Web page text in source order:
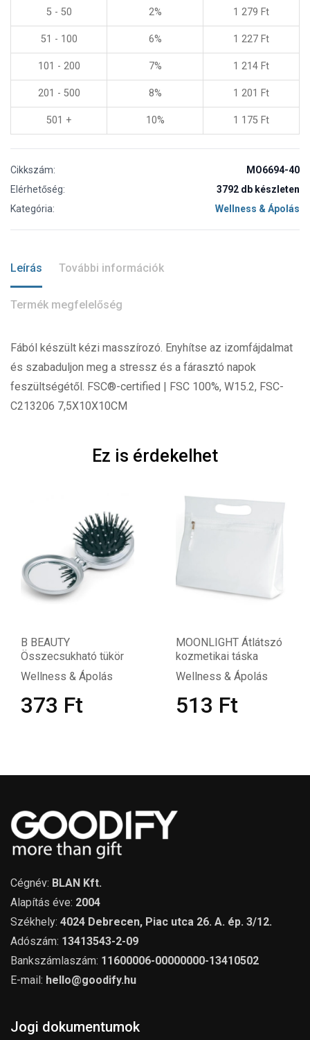
5 - 50 2% 1 279 Ft
51 - 100 6% 1 227 Ft
101 - 200 7% 1 214 Ft
201 - 500 8% 1 201 Ft
501 + 10% 1 175 Ft
Cikkszám:
MO6694-40
Elérhetőség:
3792 db készleten
Kategória:
Wellness & Ápolás
Leírás További információk
Termék megfelelőség
Fából készült kézi masszírozó. Enyhítse az izomfájdalmat
és szabaduljon meg a stressz és a fárasztó napok
feszültségétől. FSC®-certified | FSC 100%, W15.2, FSC-
C213206 7,5X10X10CM
Ez is érdekelhet
tükör
& Ápolás
Ft
MOONLIGHT Átlátszó
kozmetikai táska
Wellness & Ápolás
513Ft
Cégnév: BLAN Kft.
Alapítás éve: 2004
Székhely: 4024 Debrecen, Piac utca 26. A. ép. 3/12.
Adószám: 13413543-2-09
Bankszámlaszám: 11600006-00000000-13410502
E-mail: hello@goodify.hu
Jogi dokumentumok